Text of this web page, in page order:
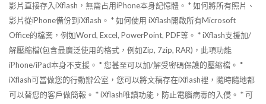
影片直接存入iXflash，無需占用iPhone本身記憶體。 * 如何將所有照片、
影片從iPhone備份到iXflash。 * 如何使用 iXflash開啟所有Microsoft
Office的檔案，例如Word, Excel, PowerPoint, PDF等。 * iXflash支援加/
解壓縮檔(包含最廣泛使用的格式，例如Zip, 7zip, RAR)，此項功能
iPhone/iPad本身不支援。 * 您甚至可以加/解受密碼保護的壓縮檔。 *
iXflash可當做您的行動辦公室，您可以將文稿存在iXflash裡，隨時隨地都
可以替您的客戶做簡報。 * iXflash唯讀功能，防止電腦病毒的入侵。 * 可